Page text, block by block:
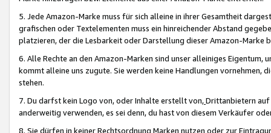
5. Jede Amazon-Marke muss für sich alleine in ihrer Gesamtheit
grafischen oder Textelementen muss ein hinreichender Abstand
platzieren, der die Lesbarkeit oder Darstellung dieser Amazon-Marke
6. Alle Rechte an den Amazon-Marken sind unser alleiniges
kommt alleine uns zugute. Sie werden keine Handlungen vornehmen,
stehen.
7. Du darfst kein Logo von, oder Inhalte erstellt von,Drittanbietern auf
anderweitig verwenden, es sei denn, du hast von diesem Verkäufer
8. Sie dürfen in keiner Rechtsordnung Marken nutzen oder zur